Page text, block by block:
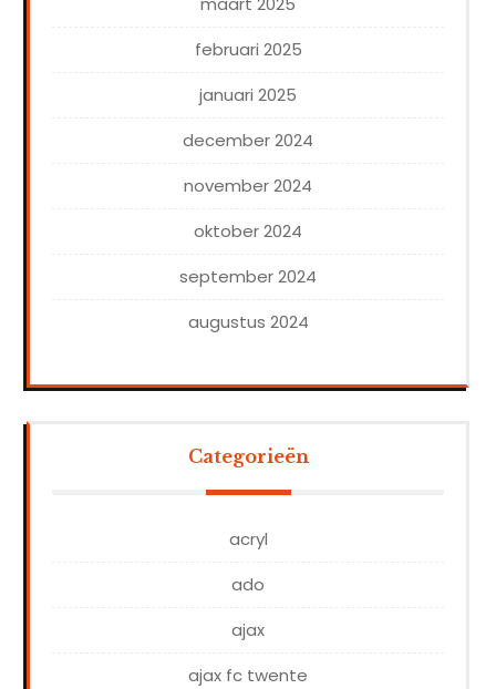
februari 2025
januari 2025
december 2024
november 2024
oktober 2024
september 2024
augustus 2024
Categorieën
acryl
ado
ajax
ajax fc twente